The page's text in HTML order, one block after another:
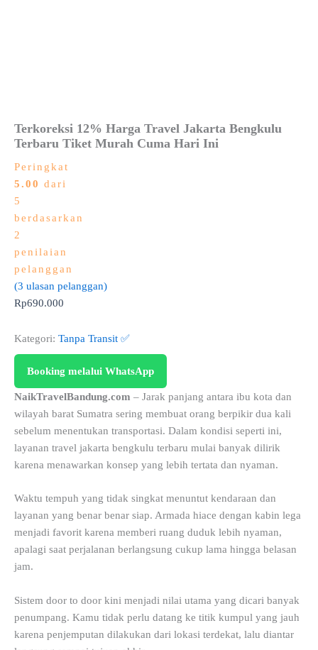
Terkoreksi 12% Harga Travel Jakarta Bengkulu
Terbaru Tiket Murah Cuma Hari Ini
Peringkat
5.00 dari
5
berdasarkan
2
penilaian
pelanggan
(3 ulasan pelanggan)
Rp690.000
Kategori: Tanpa Transit ✅
Booking melalui WhatsApp
NaikTravelBandung.com – Jarak panjang antara ibu kota dan
wilayah barat Sumatra sering membuat orang berpikir dua kali
sebelum menentukan transportasi. Dalam kondisi seperti ini,
layanan travel jakarta bengkulu terbaru mulai banyak dilirik
karena menawarkan konsep yang lebih tertata dan nyaman.
Waktu tempuh yang tidak singkat menuntut kendaraan dan
layanan yang benar benar siap. Armada hiace dengan kabin lega
menjadi favorit karena memberi ruang duduk lebih nyaman,
apalagi saat perjalanan berlangsung cukup lama hingga belasan
jam.
Sistem door to door kini menjadi nilai utama yang dicari banyak
penumpang. Kamu tidak perlu datang ke titik kumpul yang jauh
karena penjemputan dilakukan dari lokasi terdekat, lalu diantar